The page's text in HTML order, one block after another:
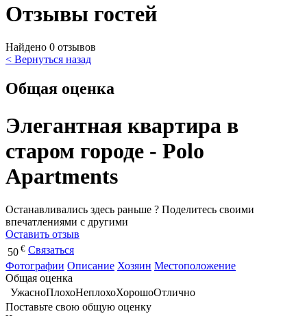
Отзывы гостей
Найдено 0 отзывов
< Вернуться назад
Общая оценка
Элегантная квартира в
старом городе - Polo
Apartments
Останавливались здесь раньше ? Поделитесь своими
впечатлениями с другими
Оставить отзыв
50 € Связаться
Фотографии Описание Хозяин Местоположение
Общая оценка
УжасноПлохоНеплохоХорошоОтлично
Поставьте свою общую оценку